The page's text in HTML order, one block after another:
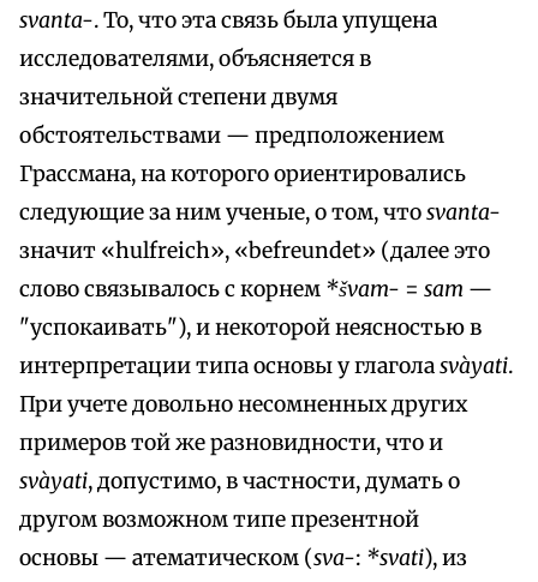
svanta-. То, что эта связь была упущена
исследователями, объясняется в
значительной степени двумя
обстоятельствами — предположением
Грассмана, на которого ориентировались
следующие за ним ученые, о том, чтоsvanta-
значит «hulfreich», «befreundet» (далее это
слово связывалось с корнем *švam- = sam —
"успокаивать"), и некоторой неясностью в
интерпретации типа основы у глаголаsvàyati.
При учете довольно несомненных других
примеров той же разновидности, что и
svàyati, допустимо, в частности, думать о
другом возможном типе презентной
основы — атематическом (sva-: *svati), из